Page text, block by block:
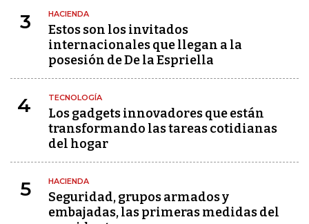
3 HACIENDA
Estos son los invitados
internacionales que llegan a la
posesión de De la Espriella
4 TECNOLOGÍA
Los gadgets innovadores que están
transformando las tareas cotidianas
del hogar
5 HACIENDA
Seguridad, grupos armados y
embajadas, las primeras medidas del